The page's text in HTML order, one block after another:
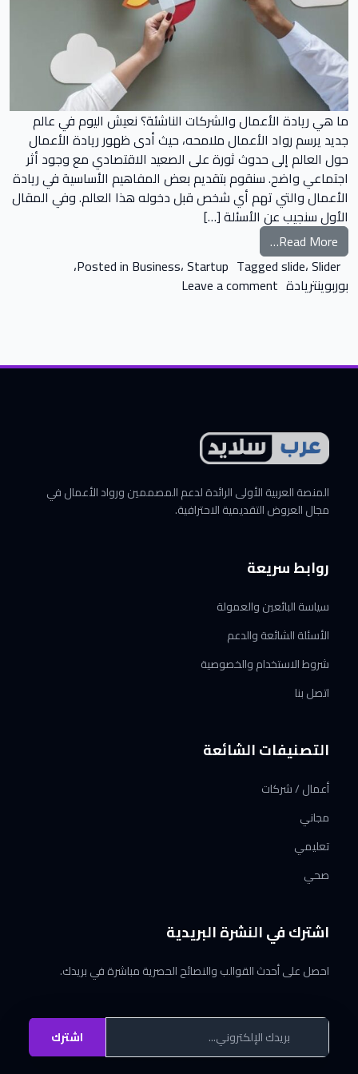
ما هي ريادة الأعمال والشركات الناشئة؟ نعيش اليوم في عالم
جديد يرسم رواد الأعمال ملامحه، حيث أدى ظهور ريادة الأعمال
حول العالم إلى حدوث ثورة على الصعيد الاقتصادي مع وجود أثر
اجتماعي واضح. سنقوم بتقديم بعض المفاهيم الأساسية في ريادة
الأعمال والتي تهم أي شخص قبل دخوله هذا العالم. وفي المقال
الأول سنجيب عن الأسئلة […]
Read More… from ريادة الأعمال والشركات الناشئة
Posted in Business،Startup Taggedslide،Slider
،
بوربوينتريادة Leave a comment
المنصة العربية الأولى الرائدة لدعم المصممين ورواد الأعمال في
مجال العروض التقديمية الاحترافية.
روابط سريعة
سياسة البائعين والعمولة
الأسئلة الشائعة والدعم
شروط الاستخدام والخصوصية
اتصل بنا
التصنيفات الشائعة
أعمال / شركات
مجاني
تعليمي
صحي
اشترك في النشرة البريدية
احصل على أحدث القوالب والنصائح الحصرية مباشرة في بريدك.
اشترك